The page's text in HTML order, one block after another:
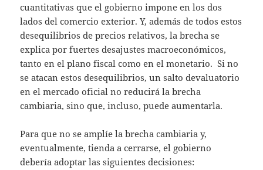
cuantitativas que el gobierno impone en los dos
lados del comercio exterior. Y, además de todos estos
desequilibrios de precios relativos, la brecha se
explica por fuertes desajustes macroeconómicos,
tanto en el plano fiscal como en el monetario. Si no
se atacan estos desequilibrios, un salto devaluatorio
en el mercado oficial no reducirá la brecha
cambiaria, sino que, incluso, puede aumentarla.
Para que no se amplíe la brecha cambiaria y,
eventualmente, tienda a cerrarse, el gobierno
debería adoptar las siguientes decisiones: